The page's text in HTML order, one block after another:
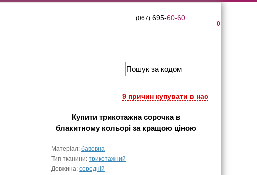
0
(067)695-60-60
9 причин купувати в нас
Купити трикотажна сорочка в
блакитному кольоріза кращою ціною
Матеріал: бавовна
Тип тканини: трикотажний
Довжина: середній